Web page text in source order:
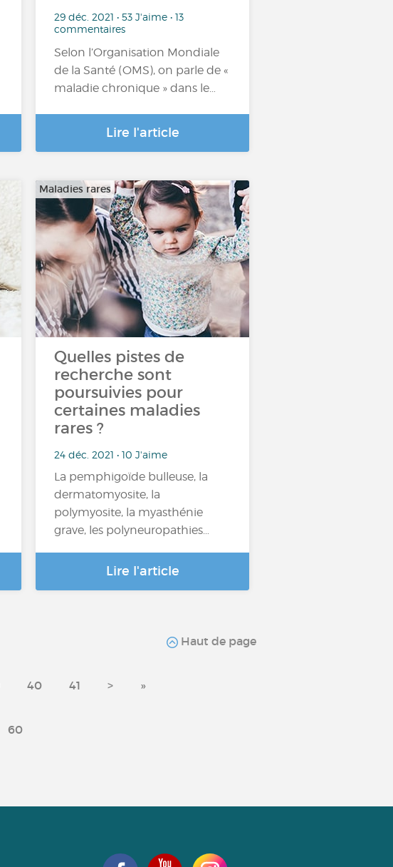
29 déc. 2021 • 53 J'aime • 13
commentaires
Selon l’Organisation Mondiale
de la Santé (OMS), on parle de «
maladie chronique » dans le…
Lire l'article
Maladies rares
Quelles pistes de
recherche sont
poursuivies pour
certaines maladies
rares ?
24 déc. 2021 • 10 J'aime
La pemphigoïde bulleuse, la
dermatomyosite, la
polymyosite, la myasthénie
grave, les polyneuropathies…
Lire l'article
Haut de page
40 41 > »
60